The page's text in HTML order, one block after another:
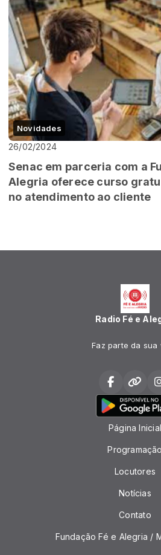
Novidades
26/02/2024
Senac em parceria com a
Alegria oferece curso
no atendimento ao cliente
Radio Fé e
Faz parte da sua
Página Inicial
Programação
Locutores
Notícias
Contato
Fundação Fé e Alegria /